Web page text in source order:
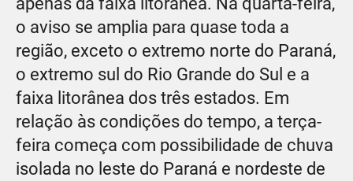
o aviso se amplia para quase toda a
região, exceto o extremo norte do Paraná,
o extremo sul do Rio Grande do Sul e a
faixa litorânea dos três estados. Em
relação às condições do tempo, a terça-
feira começa com possibilidade de chuva
isolada no leste do Paraná e nordeste de